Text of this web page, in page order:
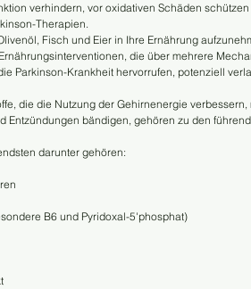
verhindern, vor oxidativen Schäden
Therapien.
Fisch und Eier in Ihre Ernährung
die über mehrere
Parkinson-Krankheit hervorrufen, potenziell
die die Nutzung der Gehirnenergie
Entzündungen bändigen, gehören zu den
darunter gehören:
B6 und Pyridoxal-5'phosphat)